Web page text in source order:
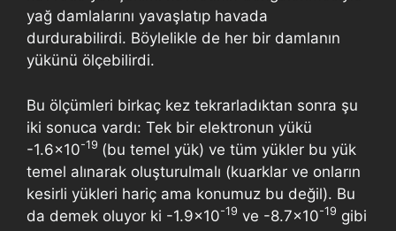
yağ damlalarını yavaşlatıp havada
durdurabilirdi. Böylelikle de her bir damlanın
yükünü ölçebilirdi.
Bu ölçümleri birkaç kez tekrarladıktan sonra şu
iki sonuca vardı: Tek bir elektronun yükü
-1.6×10-19 (bu temel yük) ve tüm yükler bu yük
temel alınarak oluşturulmalı (kuarklar ve onların
kesirli yükleri hariç ama konumuz bu değil). Bu
da demek oluyor ki -1.9×10-19 ve -8.7×10-19 gibi